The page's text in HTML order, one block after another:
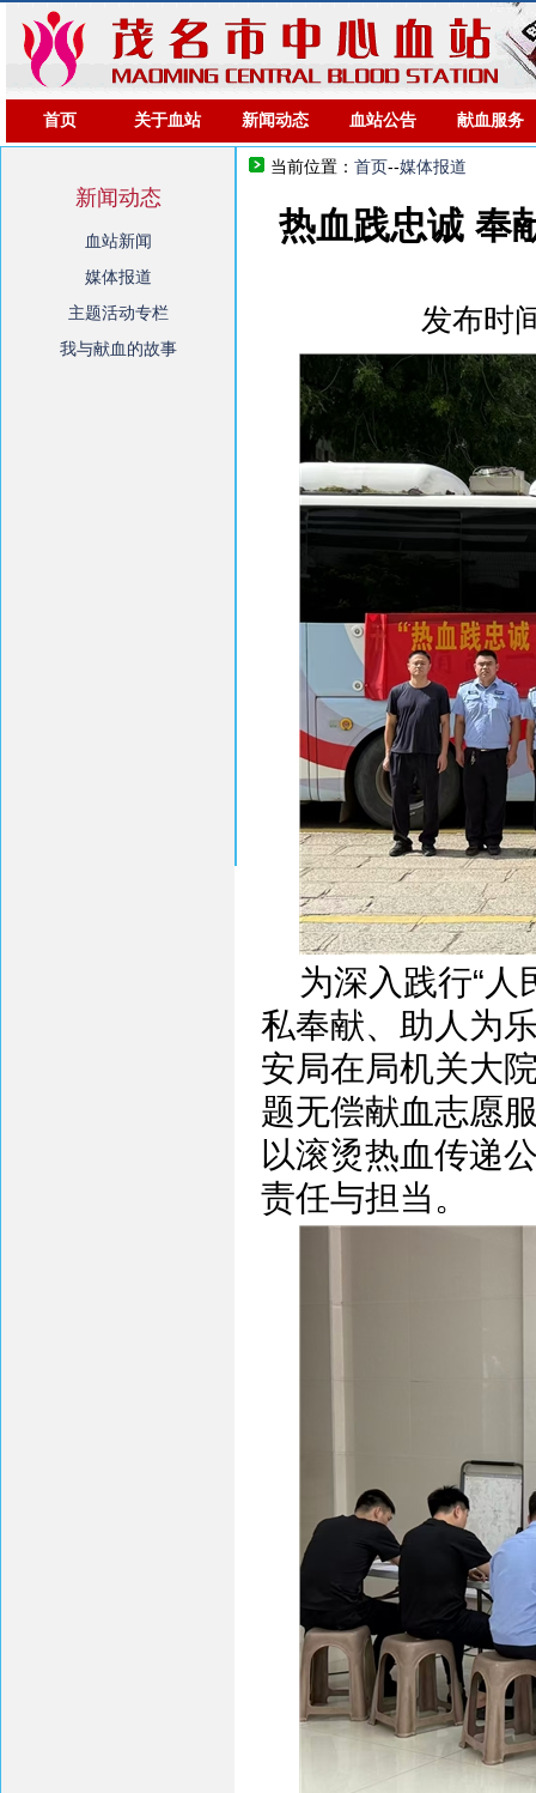
首页 关于血站 新闻动态 血站公告 献血服务
新闻动态
血站新闻
媒体报道
主题活动专栏
我与献血的故事
当前位置： 首页--媒体报道
热血践忠诚 奉
发布时
为深入践行“
私奉献、助人为
安局在局机关大
题无偿献血志愿
以滚烫热血传递
责任与担当。